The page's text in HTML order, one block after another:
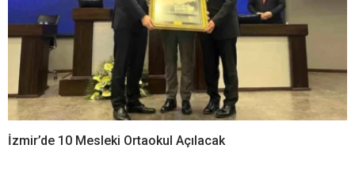
İzmir’de 10 Mesleki Ortaokul Açılacak